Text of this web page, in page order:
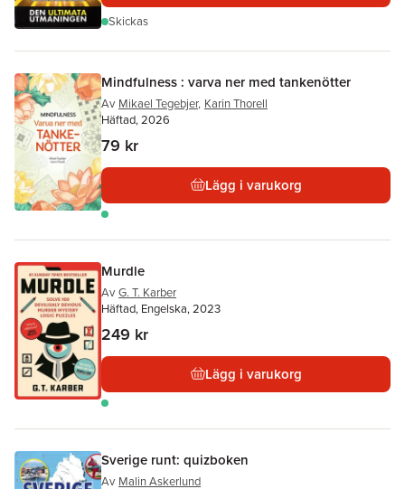
Skickas
Mindfulness : varva ner med tankenötter
Av Mikael Tegebjer, Karin Thorell
Häftad, 2026
79 kr
Lägg i varukorg
Murdle
Av G. T. Karber
Häftad, Engelska, 2023
249 kr
Lägg i varukorg
Sverige runt: quizboken
Av Malin Askerlund